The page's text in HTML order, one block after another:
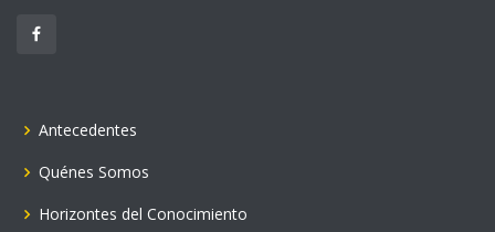
Antecedentes
Quénes Somos
Horizontes del Conocimiento